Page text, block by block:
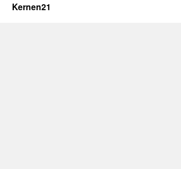
Kernen21